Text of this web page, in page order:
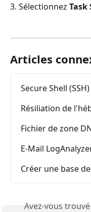
3. Sélectionnez Task
Articles
Secure Shell (SSH)
Résiliation de
Fichier de zone
E-Mail
Créer une base
Avez-vous